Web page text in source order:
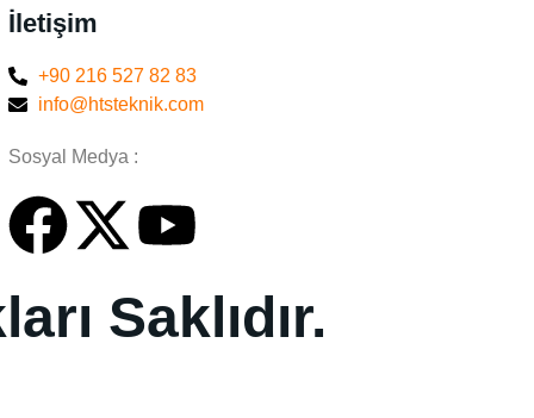
İletişim
+90 216 527 82 83
info@htsteknik.com
Sosyal Medya :
Saklıdır.